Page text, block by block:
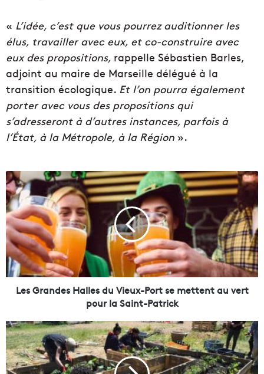
« L’idée, c’est que vous pourrez auditionner les
élus, travailler avec eux, et co-construire avec
eux des propositions, rappelle Sébastien Barles,
adjoint au maire de Marseille délégué à la
transition écologique. Et l’on pourra également
porter avec vous des propositions qui
s’adresseront à d’autres instances, parfois à
l’État, à la Métropole, à la Région ».
L
e
s
G
r
a
n
d
e
l
l
e
s
Les Grandes Halles du Vieux-Port se mettent au vert
pour la Saint-Patrick
V
i
d
é